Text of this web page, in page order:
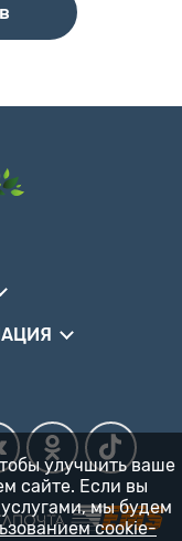
улучшить ваше
сайте. Если вы
мы будем
cookie-